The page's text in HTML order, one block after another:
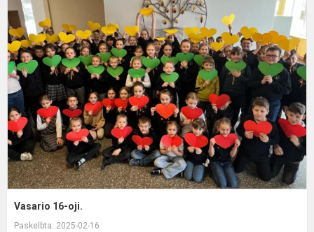
Vasario 16-oji.
Paskelbta: 2025-02-16